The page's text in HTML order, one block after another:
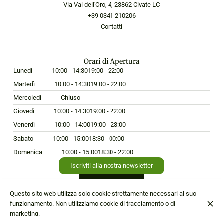
Via Val dell'Oro, 4, 23862 Civate LC
+39 0341 210206
Contatti
Orari di Apertura
Lunedì 10:00 - 14:3019:00 - 22:00
Martedì
10:00 - 14:3019:00 - 22:00
Mercoledì
Chiuso
Giovedì
10:00 - 14:3019:00 - 22:00
Venerdì
10:00 - 14:0019:00 - 23:00
Sabato
10:00 - 15:0018:30 - 00:00
Domenica
10:00 - 15:0018:30 - 22:00
Iscriviti alla nostra newsletter
Questo sito web utilizza solo cookie strettamente necessari al suo
funzionamento. Non utilizziamo cookie di tracciamento o di
marketing.